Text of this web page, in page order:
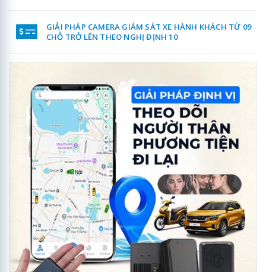
GIẢI PHÁP CAMERA GIÁM SÁT XE HÀNH KHÁCH TỪ 09
CHỖ TRỞ LÊN THEO NGHỊ ĐỊNH 10